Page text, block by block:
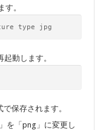
す。
type jpg
動します。
保存されます。
を「png」に変更し